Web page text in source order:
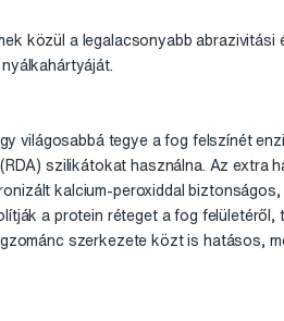
közül a legalacsonyabb abrazivitási
világosabbá tegye a fog felszínét
szilikátokat használna. Az extra
kalcium-peroxiddal
a protein réteget a fog felületéről,
szerkezete közt is hatásos,